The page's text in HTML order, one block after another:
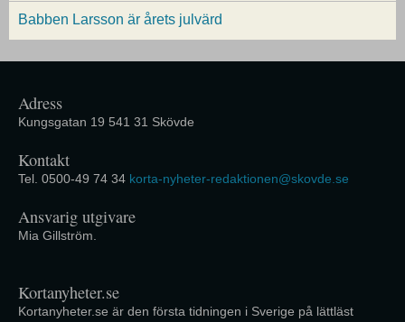
Babben Larsson är årets julvärd
Adress
Kungsgatan 19 541 31 Skövde
Kontakt
Tel. 0500-49 74 34 korta-nyheter-redaktionen@skovde.se
Ansvarig utgivare
Mia Gillström.
Kortanyheter.se
Kortanyheter.se är den första tidningen i Sverige på lättläst